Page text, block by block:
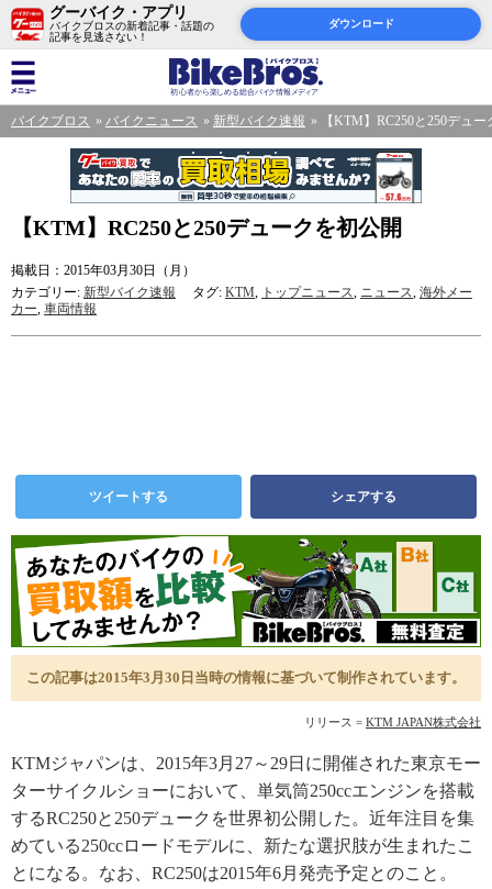
グーバイク・アプリ
バイクブロスの新着記事・話題の
記事を見逃さない！
ダウンロード
バイクブロス バイクニュース 新型バイク速報 【KTM】RC250と250デュ
【KTM】RC250と250デュークを初公開
掲載日：2015年03月30日（月）
カテゴリー: 新型バイク速報 タグ: KTM, トップニュース, ニュース, 海外メー
カー, 車両情報
ツイートする シェアする
この記事は2015年3月30日当時の情報に基づいて制作されています。
リリース = KTM JAPAN株式会社
KTMジャパンは、2015年3月27～29日に開催された東京モー
ターサイクルショーにおいて、単気筒250ccエンジンを搭載
するRC250と250デュークを世界初公開した。近年注目を集
めている250ccロードモデルに、新たな選択肢が生まれたこ
とになる。なお、RC250は2015年6月発売予定とのこと。